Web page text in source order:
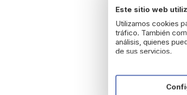
Blefarix Gel
Este sitio web
Utilizamos cookies
tráfico. También
análisis, quienes
de sus servicios.